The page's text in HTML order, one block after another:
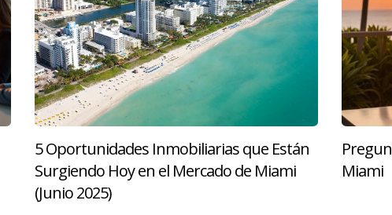
propiedad, es importante que presentes una reclamación
necesaria sobre el siniestro. La aseguradora enviará
agente inmobiliario
puede ayudarte a navegar por el proceso
para proteger tu
5 Oportunidades Inmobiliarias que Están
Surgiendo Hoy en el Mercado de Miami
(Junio 2025)
Miami